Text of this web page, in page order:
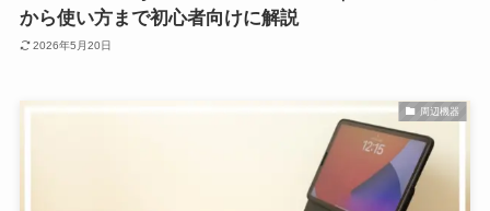
から使い方まで初心者向けに解説
2026年5月20日
周辺機器